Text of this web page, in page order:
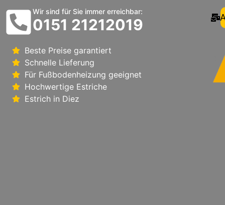
Wir sind für Sie immer erreichbar:
0151 21212019
Beste Preise garantiert
Schnelle Lieferung
Für Fußbodenheizung geeignet
Hochwertige Estriche
Estrich in Diez